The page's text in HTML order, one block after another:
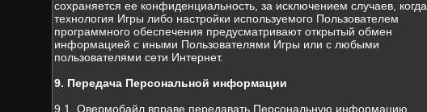
сохраняется ее конфиденциальность, за исключением случаев, когда
технология Игры либо настройки используемого Пользователем
программного обеспечения предусматривают открытый обмен
информацией с иными Пользователями Игры или с любыми
пользователями сети Интернет.
9. Передача Персональной информации
9.1. Овермобайл вправе передавать Персональную информацию